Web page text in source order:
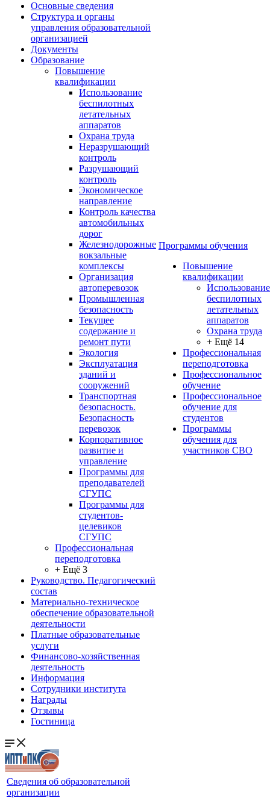
Основные сведения
Структура и органы
управления образовательной
организацией
Документы
Образование
Повышение
квалификации
Использование
беспилотных
летательных
аппаратов
Охрана труда
Неразрушающий
контроль
Разрушающий
контроль
Экономическое
направление
Контроль качества
автомобильных
дорог
Железнодорожные
вокзальные
комплексы
Организация
автоперевозок
Промышленная
безопасность
Текущее
содержание и
ремонт пути
Экология
Эксплуатация
зданий и
сооружений
Транспортная
безопасность.
Безопасность
перевозок
Корпоративное
развитие и
управление
Программы для
преподавателей
СГУПС
Программы для
студентов-
целевиков
СГУПС
Профессиональная
переподготовка
+ Ещё 3
Руководство. Педагогический
состав
Материально-техническое
обеспечение образовательной
деятельности
Платные образовательные
услуги
Финансово-хозяйственная
деятельность
Информация
Сотрудники института
Награды
Отзывы
Гостиница
Программы обучения
Повышение
квалификации
Использование
беспилотных
летательных
аппаратов
Охрана труда
+ Ещё 14
Профессиональная
переподготовка
Профессиональное
обучение
Профессиональное
обучение для
студентов
Программы
обучения для
участников СВО
Сведения об образовательной
организации